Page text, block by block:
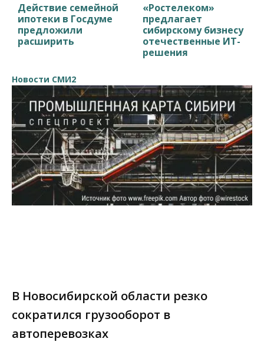
Действие семейной
ипотеки в Госдуме
предложили
расширить
«Ростелеком»
предлагает
сибирскому бизнесу
отечественные ИТ-
решения
Новости СМИ2
В Новосибирской области резко
сократился грузооборот в
автоперевозках